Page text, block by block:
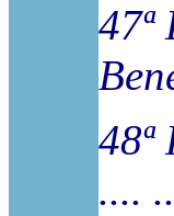
47ª
....